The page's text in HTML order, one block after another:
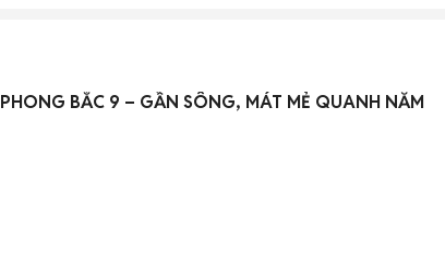
CHO THUÊ NHÀ 2 TẦNG ĐẸP PHONG BẮC 9 – GẦN SÔNG, MÁT MẺ QUANH NĂM